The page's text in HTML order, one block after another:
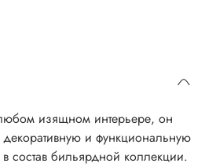
изящном интерьере, он
и функциональную
состав бильярдной коллекции.